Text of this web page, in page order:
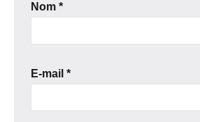
Nom *
E-mail *